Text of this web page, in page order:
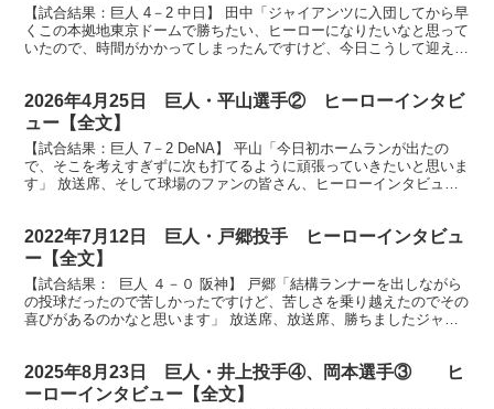
【試合結果：巨人 4－2 中日】 田中「ジャイアンツに入団してから早
くこの本拠地東京ドームで勝ちたい、ヒーローになりたいなと思って
いたので、時間がかかってしまったんですけど、今日こうして迎える
2026年4月25日 巨人・平山選手② ヒーローインタビ
ュー【全文】
【試合結果：巨人 7－2 DeNA】 平山「今日初ホームランが出たの
で、そこを考えすぎずに次も打てるように頑張っていきたいと思いま
す」 放送席、そして球場のファンの皆さん、ヒーローインタビュー
2022年7月12日 巨人・戸郷投手 ヒーローインタビュ
ー【全文】
【試合結果： 巨人 ４－０ 阪神】 戸郷「結構ランナーを出しながら
の投球だったので苦しかったですけど、苦しさを乗り越えたのでその
喜びがあるのかなと思います」 放送席、放送席、勝ちましたジャイ
2025年8月23日 巨人・井上投手④、岡本選手③ ヒ
ーローインタビュー【全文】